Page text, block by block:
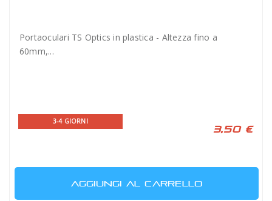
Portaoculari TS Optics in plastica - Altezza fino a
60mm,...
3-4 GIORNI
3,50 €
AGGIUNGI AL CARRELLO